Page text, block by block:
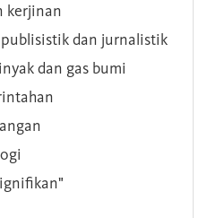
kerjinan
dan jurnalistik
dan gas bumi